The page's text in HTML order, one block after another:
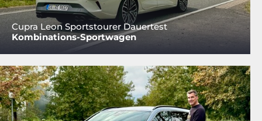
Cupra Leon Sportstourer Dauertest
Kombinations-Sportwagen